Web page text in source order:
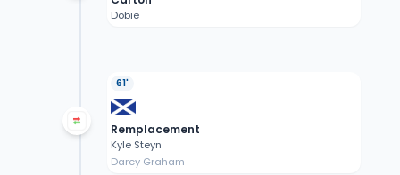
Dobie
61'
Remplacement
Kyle Steyn
Darcy Graham